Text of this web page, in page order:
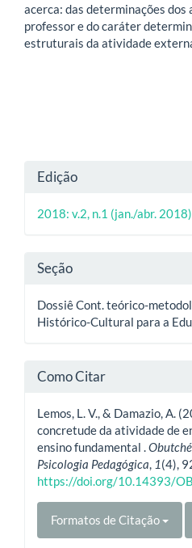
acerca: das determinações
professor e do caráter
estruturais da atividade
Detalhes
do
artigo
Edição
2018: v.2, n.1 (jan./abr. 2018)
Seção
Dossiê Cont. teórico-
Histórico-Cultural para a
Como Citar
Lemos, L. V., & Damazio, A.
concretude da atividade de
ensino fundamental .
Psicologia Pedagógica 1(4),
https://doi.org/10.14393/
Formatos de Citação